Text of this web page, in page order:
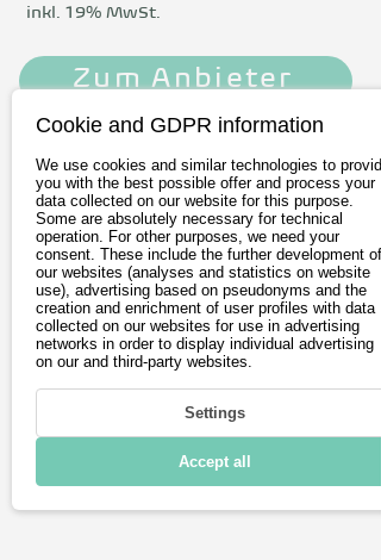
inkl. 19% MwSt.
Zum Anbieter
Probefahrt buchen
Fahren
Laden & Reichweite
Konnektivität
Technische Daten
Cookie and GDPR information
We use cookies and similar technologies to provide
you with the best possible offer and process your
data collected on our website for this purpose.
Some are absolutely necessary for technical
operation. For other purposes, we need your
consent. These include the further development of
our websites (analyses and statistics on website
use), advertising based on pseudonyms and the
creation and enrichment of user profiles with data
collected on our websites for use in advertising
networks in order to display individual advertising
on our and third-party websites.
Settings
Accept all